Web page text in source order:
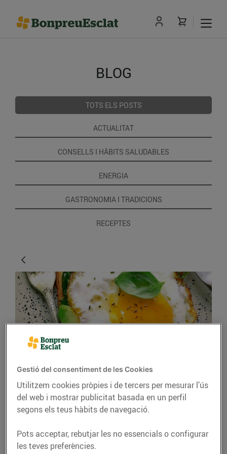
BLOG
TOTS ELS POSTS
ACTUALITAT
CONSELLS I HÀBITS SALUDABLES
ENERGIA
GASTRONOMIA I TRADICIONS
RECEPTES
CONSELLS I HÀBITS SALUDABLES
Cuina amb ous, bons i
saludables
13/d’abril/2021
Gestió del consentiment de les Cookies
Utilitzem cookies pròpies i de tercers per mesurar l’ús
del web i mostrar publicitat basada en un perfil
segons els teus hàbits de navegació.
Pots acceptar, rebutjar les no essencials o configurar
les teves preferències.